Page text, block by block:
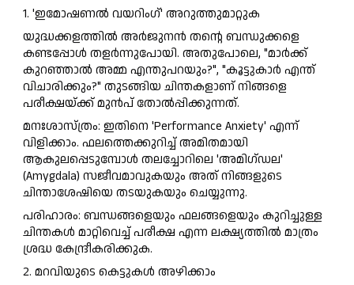
1. 'ഇമോഷണൽ വയറിംഗ്' അറുത്തുമാറ്റുക
യുദ്ധക്കളത്തിൽ അർജുനൻ തന്റെ ബന്ധുക്കളെ
കണ്ടപ്പോൾ തളർന്നുപോയി. അതുപോലെ, "മാർക്ക്
കുറഞ്ഞാൽ അമ്മ എന്തുപറയും?", "കൂട്ടുകാർ എന്ത്
വിചാരിക്കും?" തുടങ്ങിയ ചിന്തകളാണ് നിങ്ങളെ
പരീക്ഷയ്ക്ക് മുൻപ് തോൽപ്പിക്കുന്നത്.
മനഃശാസ്ത്രം: ഇതിനെ 'Performance Anxiety' എന്ന്
വിളിക്കാം. ഫലത്തെക്കുറിച്ച് അമിതമായി
ആകുലപ്പെടുമ്പോൾ തലച്ചോറിലെ 'അമിഗ്ഡല'
(Amygdala) സജീവമാവുകയും അത് നിങ്ങളുടെ
ചിന്താശേഷിയെ തടയുകയും ചെയ്യുന്നു.
പരിഹാരം: ബന്ധങ്ങളെയും ഫലങ്ങളെയും കുറിച്ചുള്ള
ചിന്തകൾ മാറ്റിവെച്ച് പരീക്ഷ എന്ന ലക്ഷ്യത്തിൽ മാത്രം
ശ്രദ്ധ കേന്ദ്രീകരിക്കുക.
2. മറവിയുടെ കെട്ടുകൾ അഴിക്കാം